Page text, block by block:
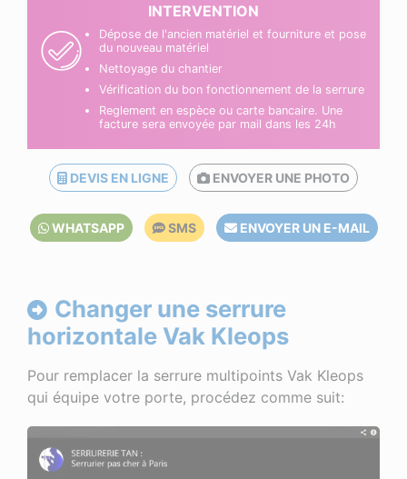
INTERVENTION
Dépose de l'ancien matériel et fourniture et pose
du nouveau matériel
Nettoyage du chantier
Vérification du bon fonctionnement de la serrure
Reglement en espèce ou carte bancaire. Une
facture sera envoyée par mail dans les 24h
DEVIS EN LIGNE ENVOYER UNE PHOTO
WHATSAPP SMS ENVOYER UN E-MAIL
Changer une serrure
horizontale Vak Kleops
Pour remplacer la serrure multipoints Vak Kleops
qui équipe votre porte, procédez comme suit: